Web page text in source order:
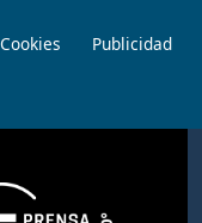
Publicidad